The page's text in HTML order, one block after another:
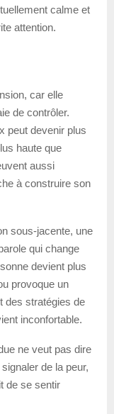
calme et
attention.
car elle
de contrôler.
peut devenir plus
haute que
aussi
à construire son
sous-jacente, une
qui change
devient plus
provoque un
des stratégies de
inconfortable.
ne veut pas dire
de la peur,
de se sentir